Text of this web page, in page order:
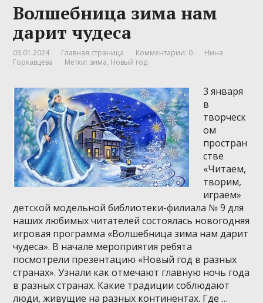
Волшебница зима нам
дарит чудеса
03.01.2024 Главная страница Комментарии: 0
Нина
Горкавцева
Метки: зима, Новый год
3 января
в
творческ
ом
простран
стве
«Читаем,
творим,
играем»
детской модельной библиотеки-филиала № 9 для
наших любимых читателей состоялась новогодняя
игровая программа «Волшебница зима нам дарит
чудеса». В начале мероприятия ребята
посмотрели презентацию «Новый год в разных
странах». Узнали как отмечают главную ночь года
в разных странах. Какие традиции соблюдают
люди, живущие на разных континентах. Где …